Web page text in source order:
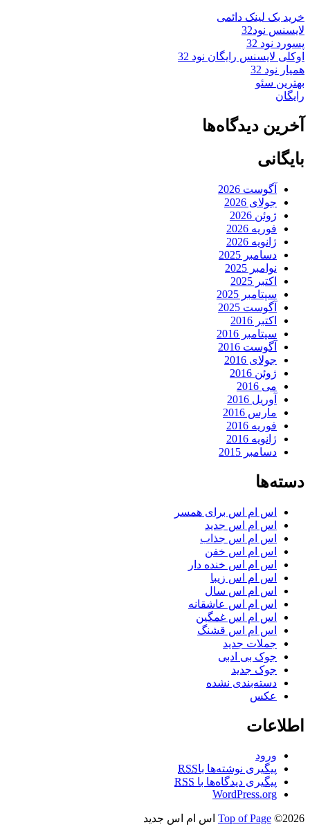
خرید بک لینک دائمی
لایسنس نود32
پسورد نود 32
اوکلی لایسنس رایگان نود 32
همیار نود 32
بهترین سئو
رایگان
آخرین دیدگاه‌ها
بایگانی
آگوست 2026
جولای 2026
ژوئن 2026
فوریه 2026
ژانویه 2026
دسامبر 2025
نوامبر 2025
اکتبر 2025
سپتامبر 2025
آگوست 2025
اکتبر 2016
سپتامبر 2016
آگوست 2016
جولای 2016
ژوئن 2016
می 2016
آوریل 2016
مارس 2016
فوریه 2016
ژانویه 2016
دسامبر 2015
دسته‌ها
اس ام اس برای همسر
اس ام اس جدید
اس ام اس جذاب
اس ام اس خفن
اس ام اس خنده دار
اس ام اس زیبا
اس ام اس سال
اس ام اس عاشقانه
اس ام اس غمگین
اس ام اس قشنگ
جملات جدید
جوک بی ادبی
جوک جدید
دسته‌بندی نشده
عکس
اطلاعات
ورود
پیگیری نوشته‌ها باRSS
پیگیری دیدگاه‌ها با RSS
WordPress.org
Top of Page ©2026 اس ام اس جدید